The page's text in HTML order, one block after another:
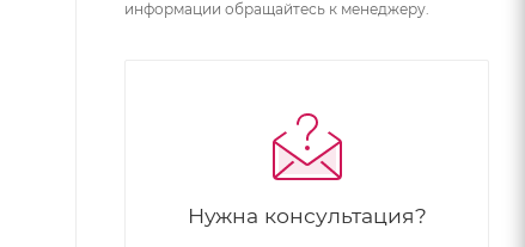
информации обращайтесь к менеджеру.
Нужна консультация?